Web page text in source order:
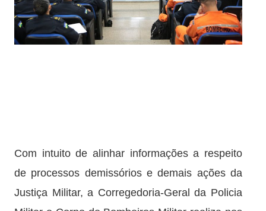
Com intuito de alinhar informações a respeito
de processos demissórios e demais ações da
Justiça Militar, a Corregedoria-Geral da Policia